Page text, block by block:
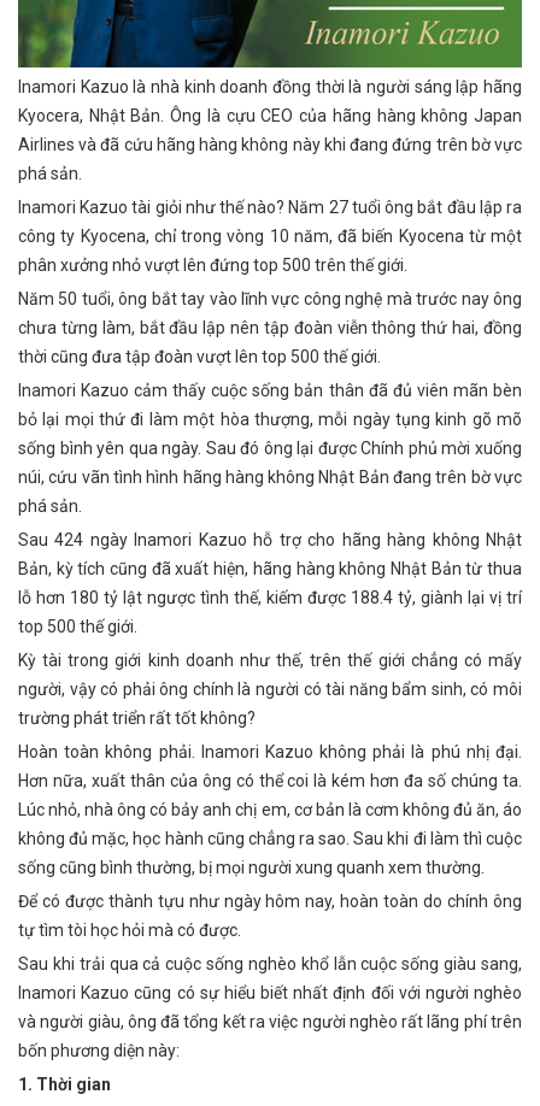
Inamori Kazuo là nhà kinh doanh đồng thời là người sáng lập hãng
Kyocera, Nhật Bản. Ông là cựu CEO của hãng hàng không Japan
Airlines và đã cứu hãng hàng không này khi đang đứng trên bờ vực
phá sản.
Inamori Kazuo tài giỏi như thế nào? Năm 27 tuổi ông bắt đầu lập ra
công ty Kyocena, chỉ trong vòng 10 năm, đã biến Kyocena từ một
phân xưởng nhỏ vượt lên đứng top 500 trên thế giới.
Năm 50 tuổi, ông bắt tay vào lĩnh vực công nghệ mà trước nay ông
chưa từng làm, bắt đầu lập nên tập đoàn viễn thông thứ hai, đồng
thời cũng đưa tập đoàn vượt lên top 500 thế giới.
Inamori Kazuo cảm thấy cuộc sống bản thân đã đủ viên mãn bèn
bỏ lại mọi thứ đi làm một hòa thượng, mỗi ngày tụng kinh gõ mõ
sống bình yên qua ngày. Sau đó ông lại được Chính phủ mời xuống
núi, cứu vãn tình hình hãng hàng không Nhật Bản đang trên bờ vực
phá sản.
Sau 424 ngày Inamori Kazuo hỗ trợ cho hãng hàng không Nhật
Bản, kỳ tích cũng đã xuất hiện, hãng hàng không Nhật Bản từ thua
lỗ hơn 180 tỷ lật ngược tình thế, kiếm được 188.4 tỷ, giành lại vị trí
top 500 thế giới.
Kỳ tài trong giới kinh doanh như thế, trên thế giới chẳng có mấy
người, vậy có phải ông chính là người có tài năng bẩm sinh, có môi
trường phát triển rất tốt không?
Hoàn toàn không phải. Inamori Kazuo không phải là phú nhị đại.
Hơn nữa, xuất thân của ông có thể coi là kém hơn đa số chúng ta.
Lúc nhỏ, nhà ông có bảy anh chị em, cơ bản là cơm không đủ ăn, áo
không đủ mặc, học hành cũng chẳng ra sao. Sau khi đi làm thì cuộc
sống cũng bình thường, bị mọi người xung quanh xem thường.
Để có được thành tựu như ngày hôm nay, hoàn toàn do chính ông
tự tìm tòi học hỏi mà có được.
Sau khi trải qua cả cuộc sống nghèo khổ lẫn cuộc sống giàu sang,
Inamori Kazuo cũng có sự hiểu biết nhất định đối với người nghèo
và người giàu, ông đã tổng kết ra việc người nghèo rất lãng phí trên
bốn phương diện này:
1. Thời gian